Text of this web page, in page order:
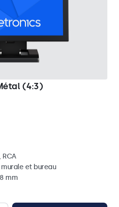
(4:3)
RCA
et bureau
mm